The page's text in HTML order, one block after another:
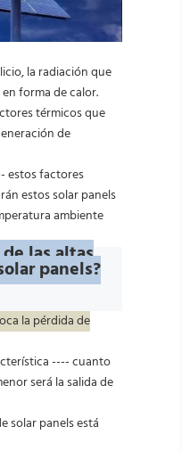
la radiación que
forma de calor.
térmicos que
de
estos factores
estos solar panels
ambiente
las altas
panels?
la pérdida de
---- cuanto
será la salida de
solar panels está